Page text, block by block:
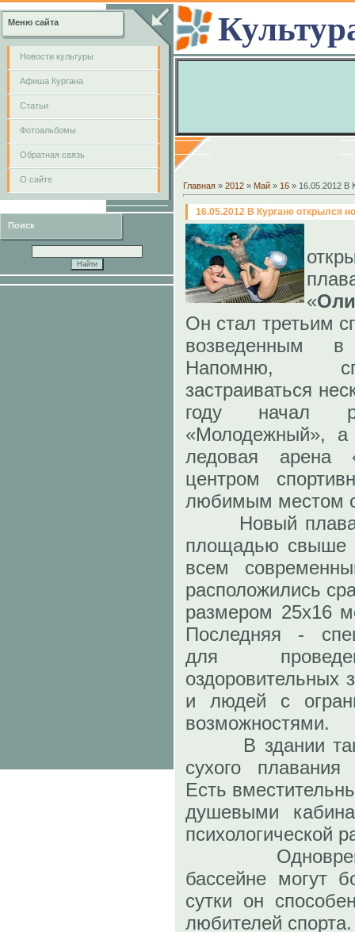
Меню сайта
Новости культуры
Афиша Кургана
Cтатьи
Фотоальбомы
Обратная связь
О сайте
Поиск
Главная » 2012 » Май » 16 » 16.05.2012 В
16.05.2012 В Кургане открылся
«
Он стал третьим
возведенным
Напомню,
застраиваться
году начал
«Молодежный»,
ледовая арена
центром
любимым местом
Новый
площадью свыше
всем
расположились
размером 25х16
Последняя -
для
оздоровительных
и людей с
возможностями.
В здании
сухого
Есть
душевыми
психологической
бассейне могут
сутки он
любителей спорта.